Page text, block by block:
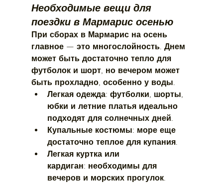
Необходимые вещи для
поездки в Мармарис осенью
При сборах в Мармарис на осень
главное — это многослойность. Днем
может быть достаточно тепло для
футболок и шорт, но вечером может
быть прохладно, особенно у воды.
Легкая одежда: футболки, шорты,
юбки и летние платья идеально
подходят для солнечных дней.
Купальные костюмы: море еще
достаточно теплое для купания.
Легкая куртка или
кардиган: необходимы для
вечеров и морских прогулок.